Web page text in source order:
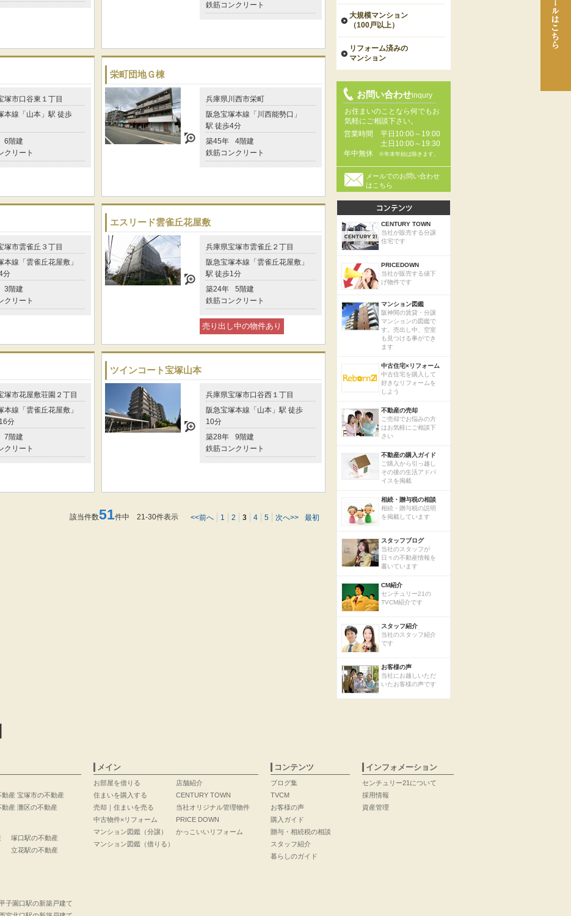
大規模マンション
（100戸以上）
リフォーム済みの
マンション
お問い合わせinqury
お住まいのことなら何でもお
気軽にご相談下さい。
営業時間
平日10:00～19:00
土日10:00～19:30
年中無休
※年末年始は除きます。
メールでのお問い合わせ
はこちら
CENTURY TOWN
当社が販売する分譲
住宅です
PRICEDOWN
当社が販売する値下
げ物件です
マンション図鑑
阪神間の賃貸・分譲
マンションの図鑑で
す。売出し中、空室
も見つける事ができ
ます
中古住宅×リフォーム
中古住宅を購入して
好きなリフォームを
しよう
不動産の売却
ご売却でお悩みの方
はお気軽にご相談下
さい
不動産の購入ガイド
ご購入から引っ越し
その後の生活アドバ
イスを掲載
相続・贈与税の相談
相続・贈与税の説明
を掲載しています
スタッフブログ
当社のスタッフが
日々の不動産情報を
書いています
CM紹介
センチュリー21の
TVCM紹介です
スタッフ紹介
当社のスタッフ紹介
です
お客様の声
当社にお越しいただ
いたお客様の声です
鉄筋コンクリート
塚市口谷東１丁目
本線「山本」駅 徒歩
6階建
クリート
栄町団地Ｇ棟
兵庫県川西市栄町
阪急宝塚本線「川西能勢口」
駅 徒歩4分
築45年
4階建
鉄筋コンクリート
塚市雲雀丘３丁目
本線「雲雀丘花屋敷」
分
3階建
クリート
エスリード雲雀丘花屋敷
兵庫県宝塚市雲雀丘２丁目
阪急宝塚本線「雲雀丘花屋敷」
駅 徒歩1分
築24年
5階建
鉄筋コンクリート
売り出し中の物件あり
塚市花屋敷荘園２丁目
本線「雲雀丘花屋敷」
分
7階建
クリート
ツインコート宝塚山本
兵庫県宝塚市口谷西１丁目
阪急宝塚本線「山本」駅 徒歩
10分
築28年
9階建
鉄筋コンクリート
<<前へ 1 2 3 4 5 次へ>> 最初
該当件数51件中 21-30件表示
動産
動産
宝塚市の不動産
灘区の不動産
塚口駅の不動産
立花駅の不動産
子園口駅の新築戸建て
メイン
お部屋を借りる
住まいを購入する
売却｜住まいを売る
中古物件×リフォーム
マンション図鑑（分譲）
マンション図鑑（借りる）
店舗紹介
CENTURY TOWN
当社オリジナル管理物件
PRICE DOWN
かっこいいリフォーム
コンテンツ
ブログ集
TVCM
お客様の声
購入ガイド
贈与・相続税の相談
スタッフ紹介
暮らしのガイド
インフォメーション
センチュリー21について
採用情報
資産管理